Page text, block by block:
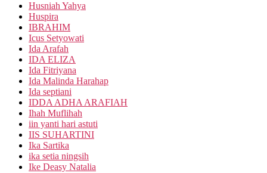
Husniah Yahya
Huspira
IBRAHIM
Icus Setyowati
Ida Arafah
IDA ELIZA
Ida Fitriyana
Ida Malinda Harahap
Ida septiani
IDDA ADHA ARAFIAH
Ihah Muflihah
iin yanti hari astuti
IIS SUHARTINI
Ika Sartika
ika setia ningsih
Ike Deasy Natalia